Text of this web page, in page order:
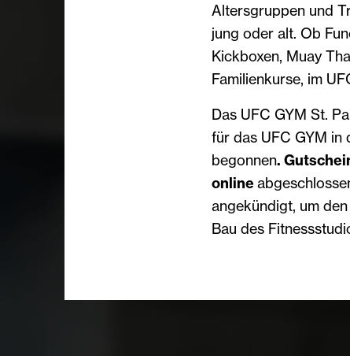
Altersgruppen und
jung oder alt. Ob
Kickboxen, Muay
Familienkurse, im
Das UFC GYM St.
für das UFC GYM in
begonnen.
online
angekündigt, um
Bau des